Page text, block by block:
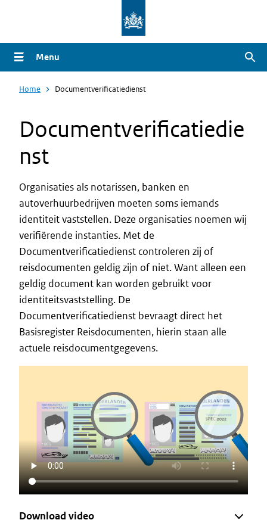
naar
de
gaan
Menu
Home Documentverificatiedienst
Documentverificatiedie
nst
Organisaties als notarissen, banken en
autoverhuurbedrijven moeten soms iemands
identiteit vaststellen. Deze organisaties noemen wij
verifiërende instanties. Met de
Documentverificatiedienst controleren zij of
reisdocumenten geldig zijn of niet. Want alleen een
geldig document kan worden gebruikt voor
identiteitsvaststelling. De
Documentverificatiedienst bevraagt direct het
Basisregister Reisdocumenten, hierin staan alle
actuele reisdocumentgegevens.
Download video